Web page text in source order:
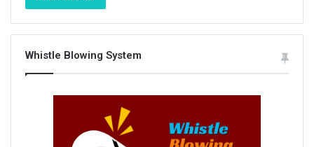
Whistle Blowing System